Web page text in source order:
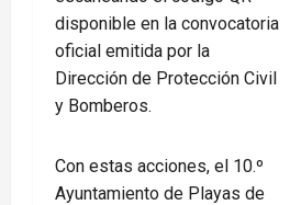
disponible en la convocatoria
oficial emitida por la
Dirección de Protección Civil
y Bomberos.
Con estas acciones, el 10.º
Ayuntamiento de Playas de